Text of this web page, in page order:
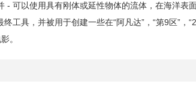
- 可以使用具有刚体或延性物体的流体，在海洋表
具，并被用于创建一些在“阿凡达”，“第9区”，
。